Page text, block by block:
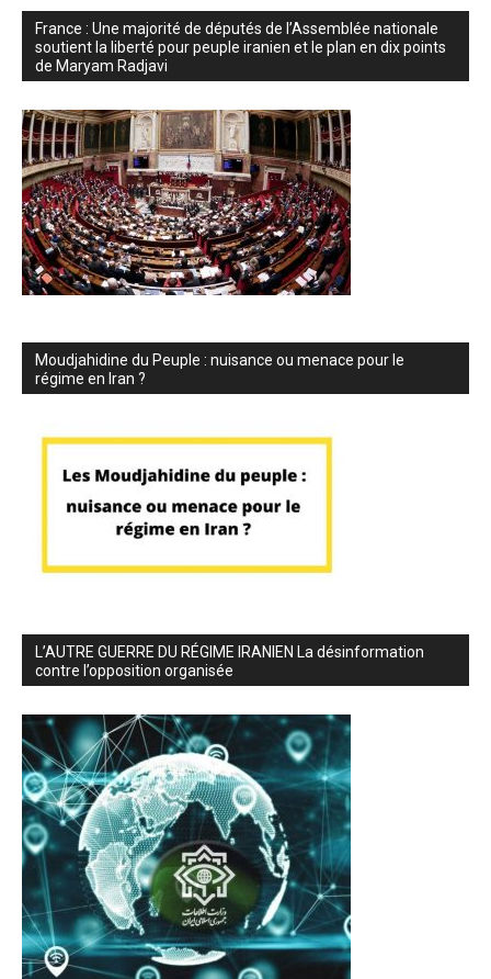
France : Une majorité de députés de l’Assemblée nationale
soutient la liberté pour peuple iranien et le plan en dix points
de Maryam Radjavi
Moudjahidine du Peuple : nuisance ou menace pour le
régime en Iran ?
L’AUTRE GUERRE DU RÉGIME IRANIEN La désinformation
contre l’opposition organisée